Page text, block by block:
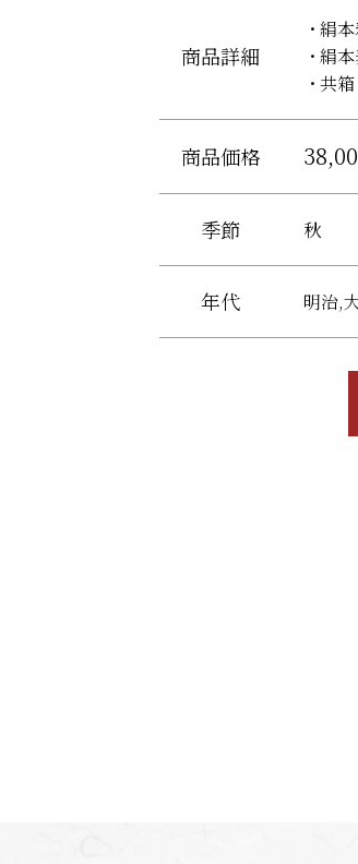
商品詳細
絹
絹
共箱
商品価格
季節 秋
年代 明治,